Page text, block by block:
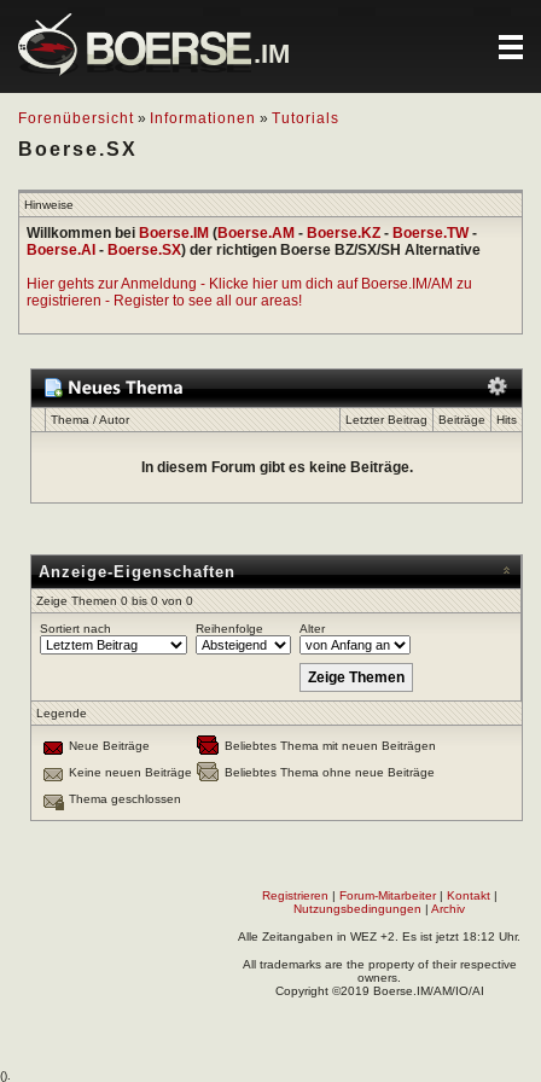
.IM
Forenübersicht » Informationen » Tutorials
Boerse.SX
Hinweise
Willkommen bei Boerse.IM (Boerse.AM - Boerse.KZ - Boerse.TW-
Boerse.AI - Boerse.SX) der richtigen Boerse BZ/SX/SH Alternative
Hier gehts zur Anmeldung - Klicke hier um dich auf Boerse.IM/AM zu
registrieren - Register to see all our areas!
Thema/Autor Letzter Beitrag Beiträge Hits
In diesem Forum gibt es keine Beiträge.
Anzeige-Eigenschaften
Zeige Themen 0 bis 0 von 0
Sortiert nach Reihenfolge Alter
Legende
Neue Beiträge
Beliebtes Thema mit neuen Beiträgen
Keine neuen Beiträge
Beliebtes Thema ohne neue Beiträge
Thema geschlossen
Registrieren | Forum-Mitarbeiter| Kontakt|
Nutzungsbedingungen | Archiv
Alle Zeitangaben in WEZ +2. Es ist jetzt 18:12 Uhr.
All trademarks are the property of their respective
owners.
Copyright ©2019 Boerse.IM/AM/IO/AI
().